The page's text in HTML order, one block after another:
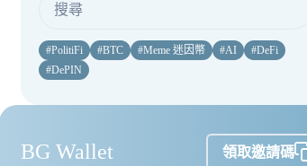
#PolitiFi #BTC #Meme 迷因幣 #AI #DeFi
#DePIN
BG Wallet 領取邀請碼